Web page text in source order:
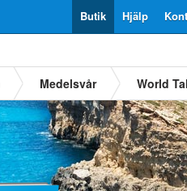
Hjälp
Butik
Medelsvår World